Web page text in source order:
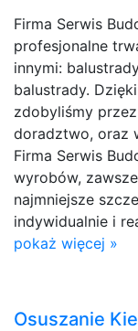
Firma Serwis
profesjonalne
innymi:
balustrady.
zdobyliśmy
doradztwo, oraz
Firma Serwis
wyrobów,
najmniejsze
indywidualnie i
pokaż więcej »
Osuszanie